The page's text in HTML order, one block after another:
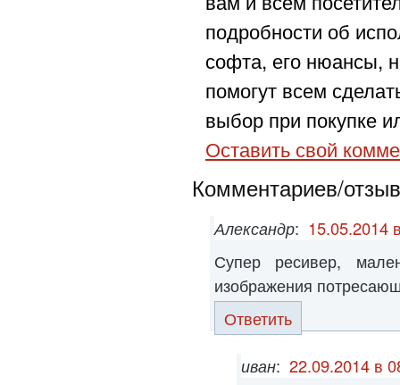
подробности об
софта, его нюансы,
помогут всем
выбор при покупке
Оставить свой
Комментариев/
Александр: 15.05.2014
Супер ресивер,
изображения
Ответить
иван: 22.09.2014 в